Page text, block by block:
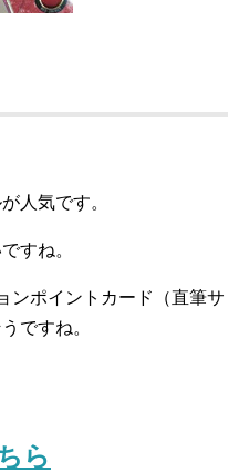
人気です。
すね。
ンポイントカード（直筆サ
ですね。
ら